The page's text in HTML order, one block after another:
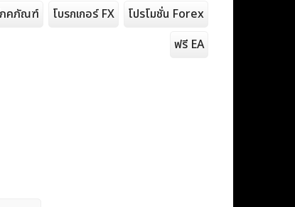
ภคภัณฑ์ โบรกเกอร์ FX
โปรโมชั่น Forex
ฟรี EA